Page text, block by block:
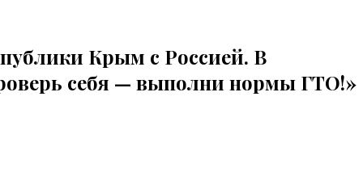
Крым с Россией. В
себя — выполни нормы ГТО!»